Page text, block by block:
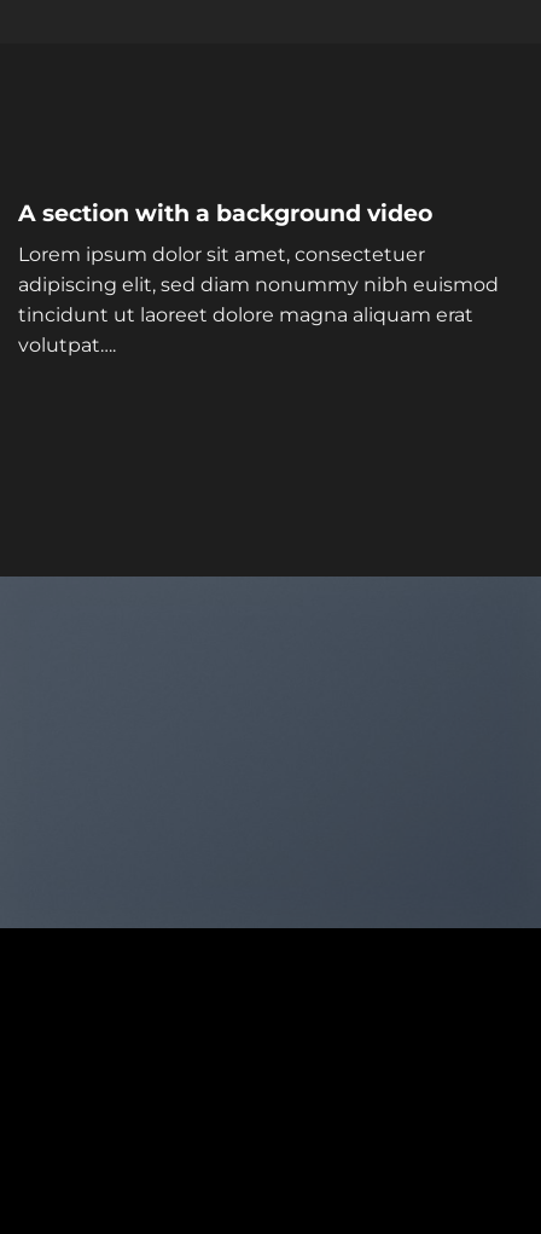
A section with a background video
Lorem ipsum dolor sit amet, consectetuer
adipiscing elit, sed diam nonummy nibh euismod
tincidunt ut laoreet dolore magna aliquam erat
volutpat….